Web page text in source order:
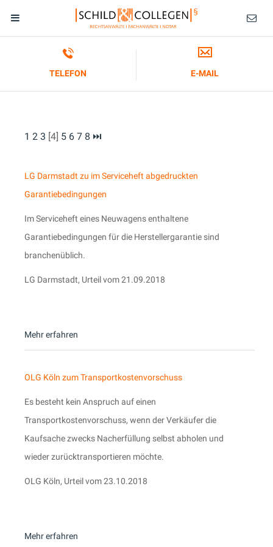
TELEFON E-MAIL
1 2 3 [4] 5 6 7 8 ⏭
LG Darmstadt zu im Serviceheft abgedruckten
Garantiebedingungen
Im Serviceheft eines Neuwagens enthaltene
Garantiebedingungen für die Herstellergarantie sind
branchenüblich.
LG Darmstadt, Urteil vom 21.09.2018
Mehr erfahren
OLG Köln zum Transportkostenvorschuss
Es besteht kein Anspruch auf einen
Transportkostenvorschuss, wenn der Verkäufer die
Kaufsache zwecks Nacherfüllung selbst abholen und
wieder zurücktransportieren möchte.
OLG Köln, Urteil vom 23.10.2018
Mehr erfahren